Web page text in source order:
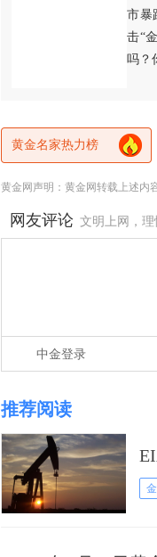
市暴
击“
吗？
黄金名家热力榜
黄金网声明：黄金网转载上述内
网友评论 文明上网，
中金登录
推荐阅读